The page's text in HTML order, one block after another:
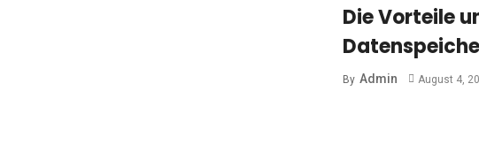
Die Vorteile
By Admin August 4,